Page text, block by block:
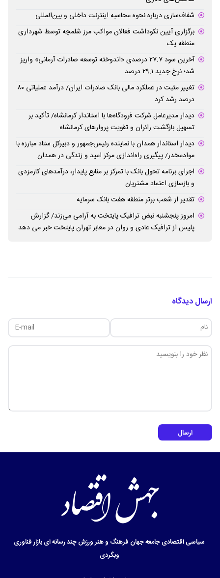
شفاف‌سازی درباره نحوه محاسبه اینترنت داخلی و بین‌المللی
برگزاری آیین نکوداشت فعالان مواکب مرز شلمچه توسط شهرداری
منطقه یک
آخرین سود ۲۷.۷ درصدی «اندوخته توسعه صادرات آرمانی» واریز
شد؛ نرخ جدید ۲۹.۱ درصد
تغییر مثبت در عملکرد مالی بانک صادرات ایران/ درآمد عملیاتی ۸۰
درصد رشد کرد
دیدار مدیرعامل شرکت فرودگاه‌ها با استاندار کرمانشاه/ تأکید بر
تسهیل بازگشت زائران و تقویت پروازهای کرمانشاه
دیدار استاندار همدان با نماینده رئیس‌جمهور و دبیرکل ستاد مبارزه با
موادمخدر/ پیگیری راه‌اندازی مرکز امید و زندگی در همدان
اجرای برنامه تحول بانک با تمرکز بر منابع پایدار، درآمدهای کارمزدی
و بازسازی اعتماد مشتریان
تقدیر از شعب برتر منطقه هفت بانک سرمایه
امروز پنجشنبه نبض ترافیک پایتخت به آرامی می‌زند/ گزارش
پلیس از ترافیک عادی و روان در معابر تهران پایتخت خبر می دهد
ارسال دیدگاه
ارسال
سیاسیاقتصادیجامعهجهان فرهنگ و هنرورزشچند رسانه ایبازارفناوری
وبگردی